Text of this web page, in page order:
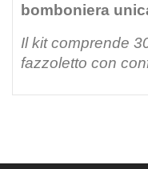
bomboniera
Il kit comprende
fazzoletto con